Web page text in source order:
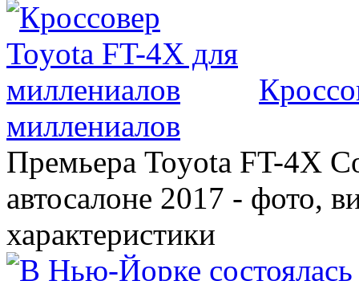
миллениалов
Премьера Toyota FT-4X
автосалоне 2017 - фото,
характеристики